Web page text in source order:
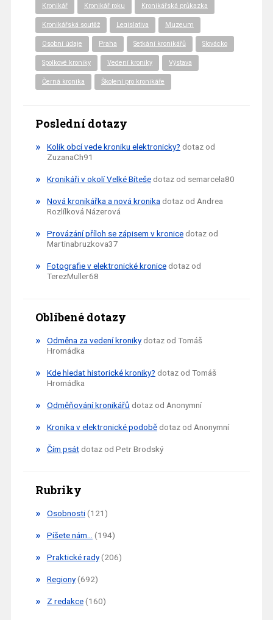
Kronikář Kronikář roku Kronikářská průkazka
Kronikářská soutěž Legislativa Muzeum
Osobní údaje Praha Setkání kronikářů Slovácko
Spolkové kroniky Vedení kroniky Výstava
Černá kronika Školení pro kronikáře
Poslední dotazy
Kolik obcí vede kroniku elektronicky? dotaz od
ZuzanaCh91
Kronikáři v okolí Velké Bítešedotaz od semarcela80
Nová kronikářka a nová kronikadotaz od Andrea
Rozlílková Názerová
Provázání příloh se zápisem v kronicedotaz od
Martinabruzkova37
Fotografie v elektronické kronicedotaz od
TerezMuller68
Oblíbené dotazy
Odměna za vedení kronikydotaz od Tomáš
Hromádka
Kde hledat historické kroniky? dotaz od Tomáš
Hromádka
Odměňování kronikářů dotaz od Anonymní
Kronika v elektronické podobědotaz od Anonymní
Čím psátdotaz od Petr Brodský
Rubriky
Osobnosti(121)
Píšete nám… (194)
Praktické rady(206)
Regiony(692)
Z redakce(160)